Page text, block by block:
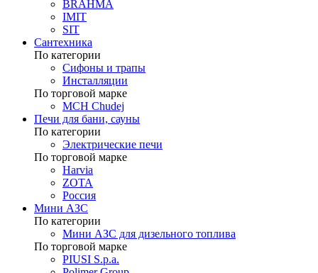
BRAHMA
IMIT
SIT
Сантехника
По категории
Сифоны и трапы
Инсталляции
По торговой марке
MCH Chudej
Печи для бани, сауны
По категории
Электрические печи
По торговой марке
Harvia
ZOTA
Россия
Мини АЗС
По категории
Мини АЗС для дизельного топлива
По торговой марке
PIUSI S.p.a.